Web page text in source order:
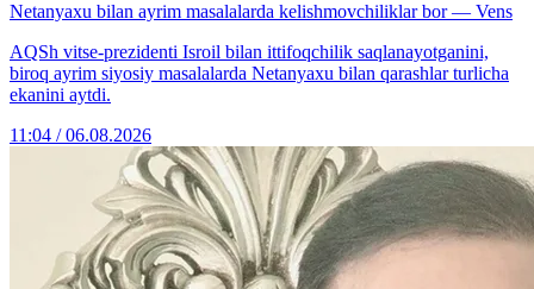
Netanyaxu bilan ayrim masalalarda kelishmovchiliklar bor — Vens
AQSh vitse-prezidenti Isroil bilan ittifoqchilik saqlanayotganini,
biroq ayrim siyosiy masalalarda Netanyaxu bilan qarashlar turlicha
ekanini aytdi.
11:04 / 06.08.2026